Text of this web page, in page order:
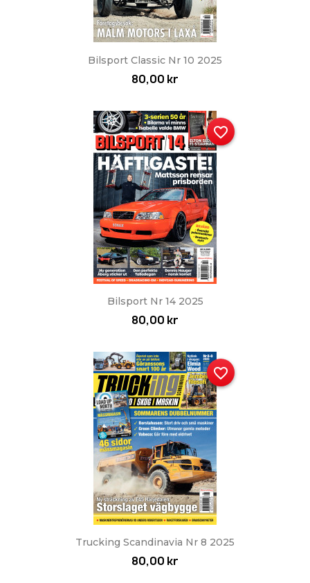
Bilsport Classic Nr 10 2025
80,00 kr
Bilsport Nr 14 2025
80,00 kr
favorite_border
Trucking Scandinavia Nr 8 2025
80,00 kr
favorite_border